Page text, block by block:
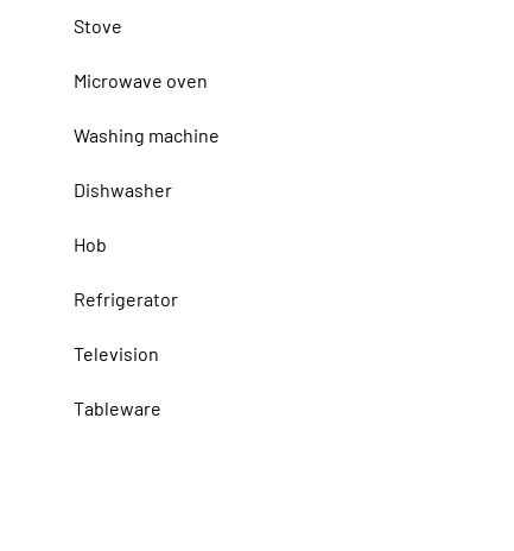
Stove
Microwave oven
Washing machine
Dishwasher
Hob
Refrigerator
Television
Tableware